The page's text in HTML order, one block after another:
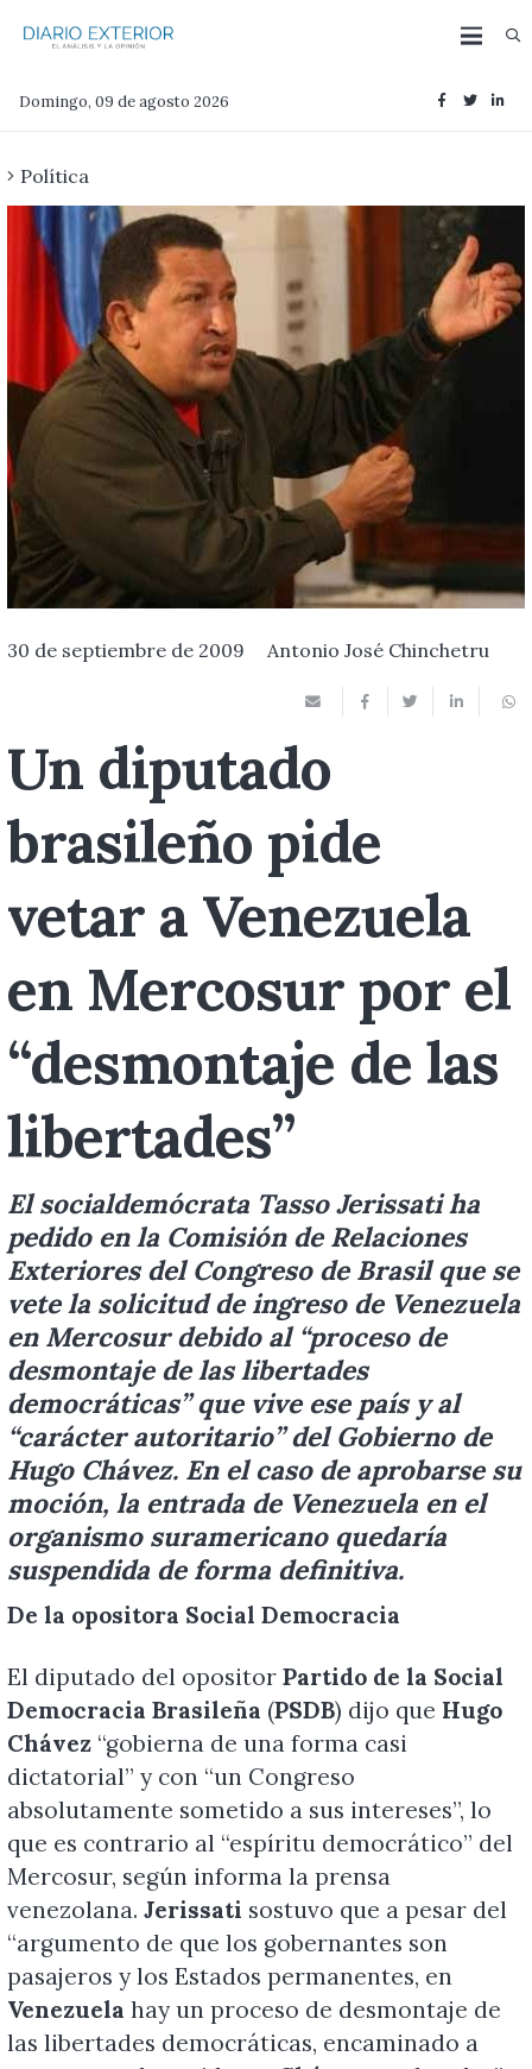
Domingo, 09 de agosto 2026
Política
30 de septiembre de 2009 Antonio José Chinchetru
Un diputado
brasileño pide
vetar a Venezuela
en Mercosur por el
“desmontaje de las
libertades”
El socialdemócrata Tasso Jerissati ha
pedido en la Comisión de Relaciones
Exteriores del Congreso de Brasil que se
vete la solicitud de ingreso de Venezuela
en Mercosur debido al “proceso de
desmontaje de las libertades
democráticas” que vive ese país y al
“carácter autoritario” del Gobierno de
Hugo Chávez. En el caso de aprobarse su
moción, la entrada de Venezuela en el
organismo suramericano quedaría
suspendida de forma definitiva.
De la opositora Social Democracia
El diputado del opositor Partido de la Social
Democracia Brasileña (PSDB) dijo que Hugo
Chávez“gobierna de una forma casi
dictatorial” y con “un Congreso
absolutamente sometido a sus intereses”, lo
que es contrario al “espíritu democrático” del
Mercosur, según informa la prensa
venezolana. Jerissati sostuvo que a pesar del
“argumento de que los gobernantes son
pasajeros y los Estados permanentes, en
Venezuela hay un proceso de desmontaje de
las libertades democráticas, encaminado a